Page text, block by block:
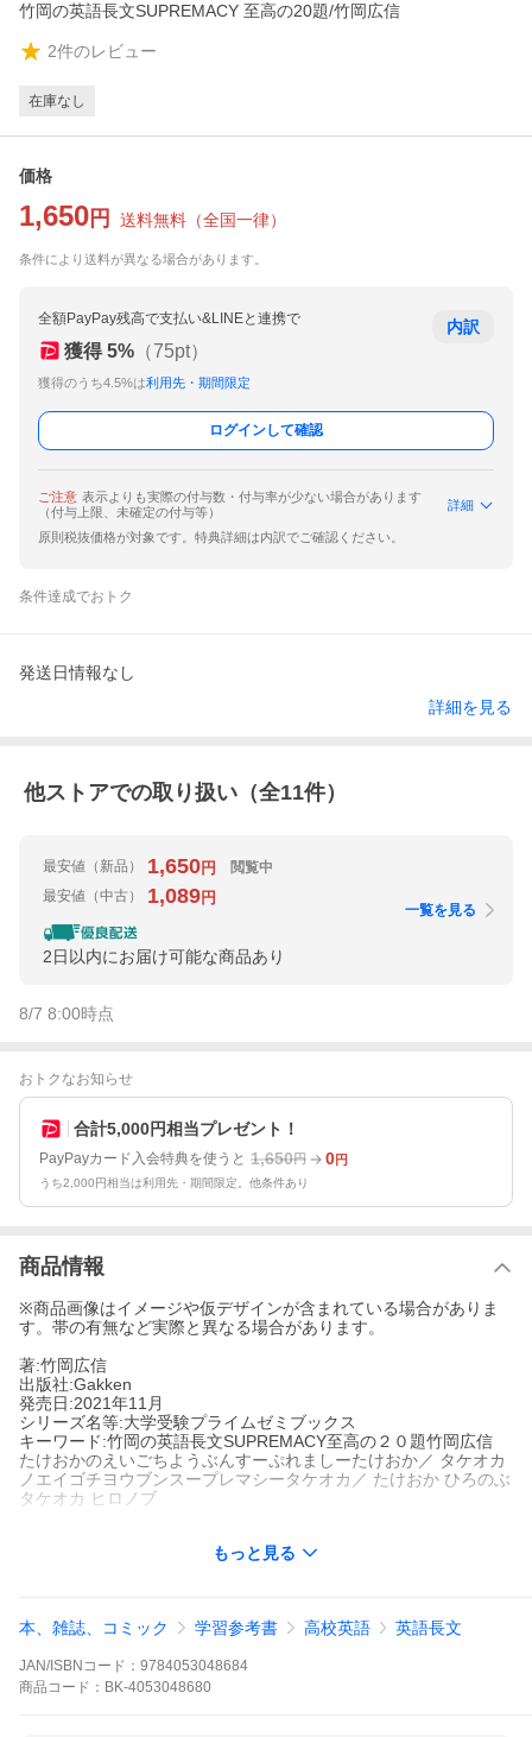
竹岡の英語長文SUPREMACY 至高の20題/竹岡広信
2件のレビュー
在庫なし
価格
1,650 円 送料無料 （全国一律）
条件により送料が異なる場合があります。
全額PayPay残高で支払い&LINEと連携で
獲得 5% （75pt）
獲得のうち4.5%は利用先・期間限定
内訳
ログインして確認
ご注意 表示よりも実際の付与数・付与率が少ない場合があります
（付与上限、未確定の付与等）
詳細
原則税抜価格が対象です。特典詳細は内訳でご確認ください。
条件達成でおトク
発送日情報なし
詳細を見る
他ストアでの取り扱い（全11件）
最安値 （新品） 1,650円
閲覧中
最安値 （中古） 1,089円
2日以内にお届け可能な商品あり
一覧を見る
8/7 8:00時点
おトクなお知らせ
合計5,000円相当プレゼント！
PayPayカード入会特典を使うと 1,650円 0円
うち2,000円相当は利用先・期間限定。他条件あり
商品情報
※商品画像はイメージや仮デザインが含まれている場合がありま
す。帯の有無など実際と異なる場合があります。
著:竹岡広信
出版社:Gakken
発売日:2021年11月
シリーズ名等:大学受験プライムゼミブックス
キーワード:竹岡の英語長文SUPREMACY至高の２０題竹岡広信
たけおかのえいごちようぶんすーぷれましーたけおか／ タケオカ
ノエイゴチヨウブンスープレマシータケオカ／ たけおか ひろのぶ
タケオカ ヒロノブ
シリーズ名等: 大学受験プライムゼミブックス
■時を経ても色あせない、入試定番テーマの長文を厳選！
本書は近年の私立大学の入試問題を分析し、「志望校合格」の栄
冠をめざす受験生の演習に適した良問だけを厳選しました。設問
もっと見る
本、雑誌、コミック 学習参考書 高校英語 英語長文
JAN/ISBNコード： 9784053048684
商品 コード： BK-4053048680